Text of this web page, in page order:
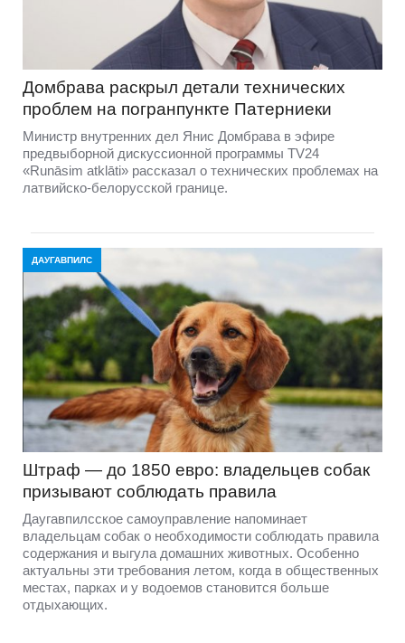
Домбравa раскрыл детали технических
проблем на погранпункте Патерниеки
Министр внутренних дел Янис Домбрава в эфире
предвыборной дискуссионной программы TV24
«Runāsim atklāti» рассказал о технических проблемах на
латвийско-белорусской границе.
ДАУГАВПИЛС
Штраф — до 1850 евро: владельцев собак
призывают соблюдать правила
Даугавпилсское самоуправление напоминает
владельцам собак о необходимости соблюдать правила
содержания и выгула домашних животных. Особенно
актуальны эти требования летом, когда в общественных
местах, парках и у водоемов становится больше
отдыхающих.